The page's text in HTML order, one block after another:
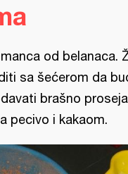
od belanaca.
sa šećerom da
brašno
pecivo i kakaom.